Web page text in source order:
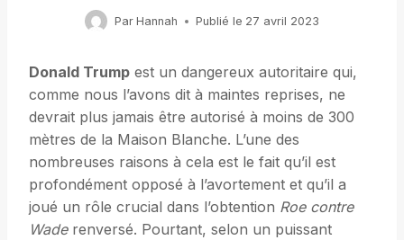
Par Hannah Publié le 27 avril 2023
Donald Trump est un dangereux autoritaire qui,
comme nous l’avons dit à maintes reprises, ne
devrait plus jamais être autorisé à moins de 300
mètres de la Maison Blanche. L’une des
nombreuses raisons à cela est le fait qu’il est
profondément opposé à l’avortement et qu’il a
joué un rôle crucial dans l’obtention Roe contre
Waderenversé. Pourtant, selon un puissant